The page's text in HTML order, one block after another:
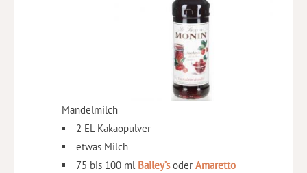
Mandelmilch
2 EL Kakaopulver
etwas Milch
75 bis 100 ml Bailey’soder Amaretto